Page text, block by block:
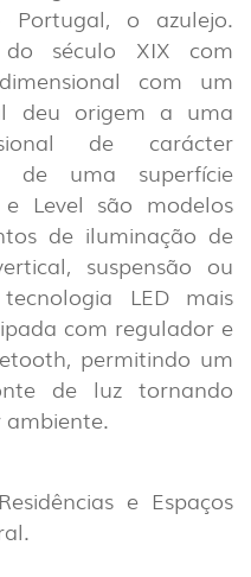
Portugal, o azulejo.
século XIX com
com um
deu origem a uma
de carácter
de uma superfície
Level são modelos
de iluminação de
suspensão ou
LED mais
com regulador e
permitindo um
de luz tornando
e Espaços